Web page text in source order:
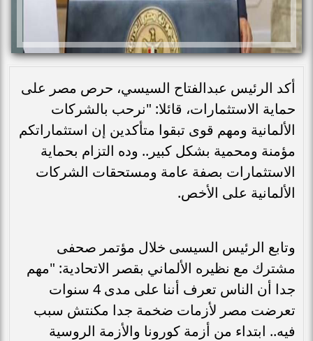
أكد الرئيس عبدالفتاح السيسي، حرص مصر على
حماية الاستثمارات، قائلا: "نرحب بالشركات
الألمانية ومهم قوى تبقوا متأكدين إن استثماراتكم
مؤمنة ومحمية بشكل كبير.. وده التزام بحماية
الاستثمارات بصفة عامة ومستحقات الشركات
الألمانية على الأخص.
وتابع الرئيس السيسى خلال مؤتمر صحفى
مشترك مع نظيره الألماني بقصر الاتحادية: "مهم
جدا أن الناس تعرف أننا على مدى 4 سنوات
تعرضت مصر لأزمات ضخمة جدا مكنتش سبب
فيه.. ابتداء من أزمة كورونا والأزمة الروسية